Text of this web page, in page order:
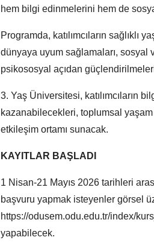
hem bilgi edinmelerini hem de
Programda, katılımcıların sağlıklı
dünyaya uyum sağlamaları, sosyal
psikososyal açıdan
3. Yaş Üniversitesi, katılımcıların
kazanabilecekleri, toplumsal
etkileşim ortamı sunacak.
KAYITLAR BAŞLADI
1 Nisan-21 Mayıs 2026 tarihleri
başvuru yapmak isteyenler görsel
https://odusem.odu.edu.tr/index/
yapabilecek.